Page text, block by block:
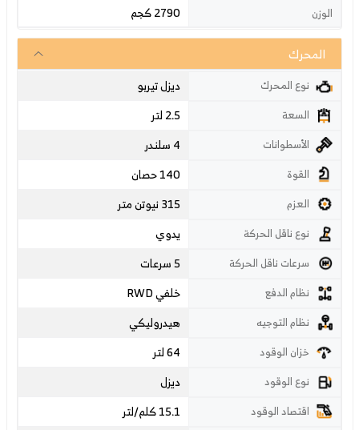
الوزن 2790 كجم
المحرك
نوع المحرك ديزل تيربو
السعة 2.5 لتر
الأسطوانات 4 سلندر
القوة 140 حصان
العزم 315 نيوتن متر
نوع ناقل الحركة يدوي
سرعات ناقل الحركة 5 سرعات
نظام الدفع خلفي RWD
نظام التوجيه هيدروليكي
خزان الوقود 64 لتر
نوع الوقود ديزل
اقتصاد الوقود 15.1 كلم/لتر